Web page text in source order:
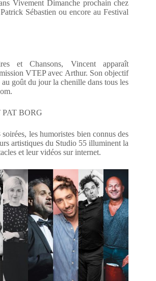
Vivement Dimanche prochain chez
Sébastien ou encore au Festival
et Chansons, Vincent apparaît
VTEP avec Arthur. Son objectif
goût du jour la chenille dans tous les
BORG
les humoristes bien connus des
artistiques du Studio 55 illuminent la
et leur vidéos sur internet.